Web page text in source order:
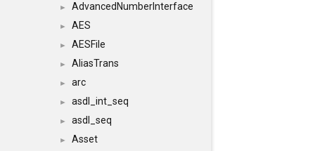
► AdvancedNumberInterface
► AES
► AESFile
► AliasTrans
► arc
► asdl_int_seq
► asdl_seq
► Asset